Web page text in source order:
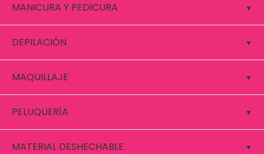
MANICURA Y PEDICURA
DEPILACIÓN
MAQUILLAJE
PELUQUERÍA
MATERIAL DESHECHABLE